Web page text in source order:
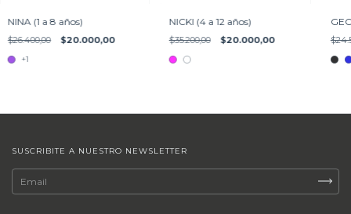
NINA (1 a 8 años)
$26.400,00 $20.000,00
+1
NICKI (4 a 12 años)
$35.200,00 $20.000,00
SUSCRIBITE A NUESTRO NEWSLETTER